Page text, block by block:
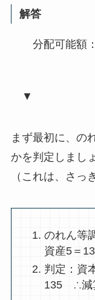
解答
分配可能額
▼
まず最初に、の
かを判定しまし
（これは、さっ
のれん等
資産5＝
判定：資
135 ∴減